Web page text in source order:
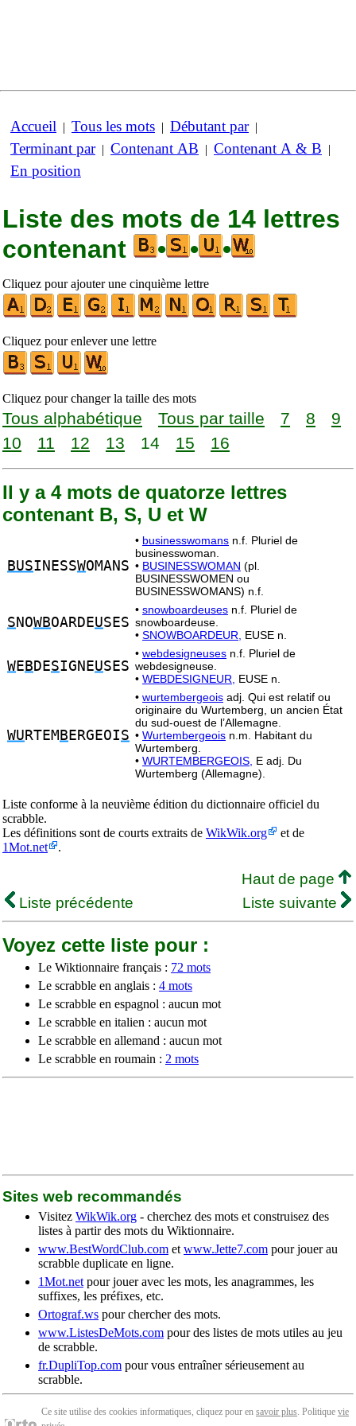
Accueil | Tous les mots | Débutant par|
Terminant par| Contenant AB | Contenant A & B |
En position
Liste des mots de 14 lettres
contenant
• • •
Cliquez pour ajouter une cinquième lettre
Cliquez pour enlever une lettre
Cliquez pour changer la taille des mots
Tous alphabétique Tous par taille 7 8
9
10
11 12 13 14 15 16
Il y a 4 mots de quatorze lettres
contenant B, S, U et W
BUSINESSWOMANS
• businesswomans n.f. Pluriel de
businesswoman.
• BUSINESSWOMAN (pl.
BUSINESSWOMEN ou
BUSINESSWOMANS) n.f.
S NOWBOARDEUSES
• snowboardeuses n.f. Pluriel de
snowboardeuse.
• SNOWBOARDEUR, EUSE n.
WE B DESIGNEUSES
• webdesigneuses n.f. Pluriel de
webdesigneuse.
• WEBDESIGNEUR, EUSE n.
WU RTEM B ERGEOIS
• wurtembergeois adj. Qui est relatif ou
originaire du Wurtemberg, un ancien État
du sud-ouest de l’Allemagne.
• Wurtembergeois n.m. Habitant du
Wurtemberg.
• WURTEMBERGEOIS, E adj. Du
Wurtemberg (Allemagne).
Liste conforme à la neuvième édition du dictionnaire officiel du
scrabble.
Les définitions sont de courts extraits de WikWik.org
et de
1Mot.net
.
Haut de page
Liste précédente
Liste suivante
Voyez cette liste pour :
Le Wiktionnaire français : 72 mots
Le scrabble en anglais : 4 mots
Le scrabble en espagnol : aucun mot
Le scrabble en italien : aucun mot
Le scrabble en allemand : aucun mot
Le scrabble en roumain : 2 mots
Sites web recommandés
Visitez WikWik.org - cherchez des mots et construisez des
listes à partir des mots du Wiktionnaire.
www.BestWordClub.com et www.Jette7.com pour jouer au
scrabble duplicate en ligne.
1Mot.net pour jouer avec les mots, les anagrammes, les
suffixes, les préfixes, etc.
Ortograf.ws pour chercher des mots.
www.ListesDeMots.com pour des listes de mots utiles au jeu
de scrabble.
fr.DupliTop.com pour vous entraîner sérieusement au
scrabble.
Ce site utilise des cookies informatiques, cliquez pour en savoir plus. Politique vie